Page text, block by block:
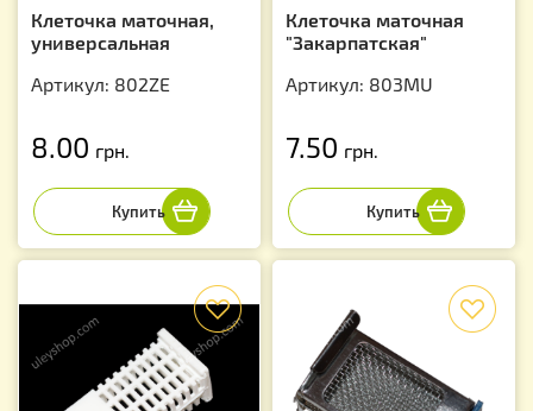
Клеточка маточная,
универсальная
Артикул: 802ZE
8.00 грн.
Клеточка маточная
"Закарпатская"
Артикул: 803MU
7.50 грн.